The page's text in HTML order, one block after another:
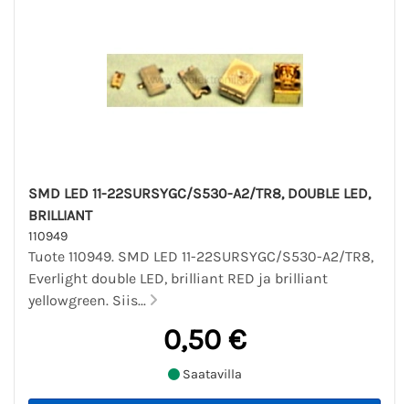
SMD LED 11-22SURSYGC/S530-A2/TR8, DOUBLE LED,
BRILLIANT
110949
Tuote 110949. SMD LED 11-22SURSYGC/S530-A2/TR8,
Everlight double LED, brilliant RED ja brilliant
yellowgreen. Siis...
0,50 €
Saatavilla